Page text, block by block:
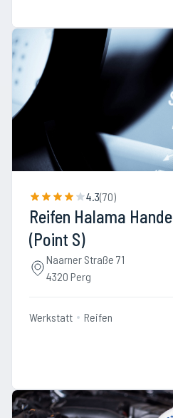
4.3(70)
Reifen Halama
(Point S)
Naarner Straße 71
4320 Perg
Werkstatt Reifen